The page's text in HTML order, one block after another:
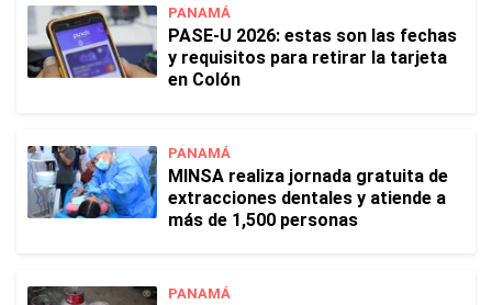
PANAMÁ
PASE-U 2026: estas son las fechas
y requisitos para retirar la tarjeta
en Colón
PANAMÁ
MINSA realiza jornada gratuita de
extracciones dentales y atiende a
más de 1,500 personas
PANAMÁ